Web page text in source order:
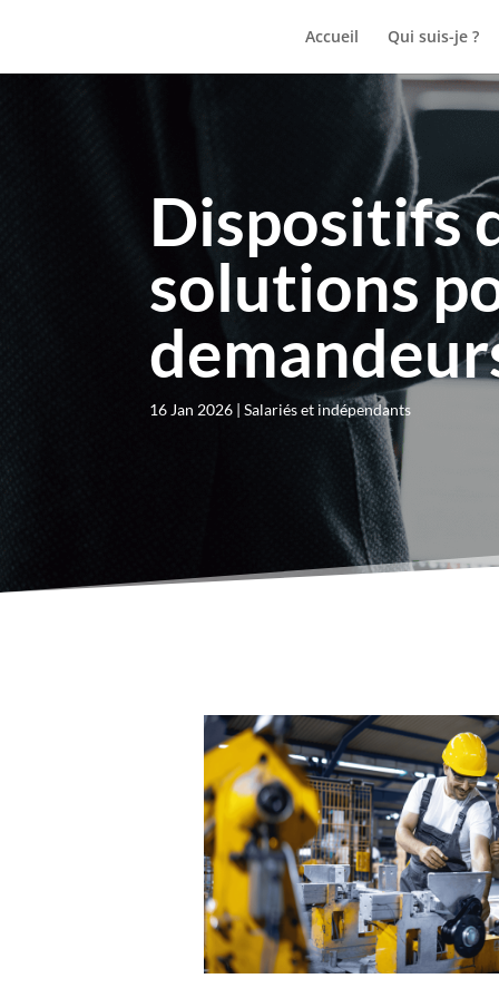
Accueil Qui suis-je ?
Dispositifs
solutions
16 Jan 2026 Salariés et indépendants